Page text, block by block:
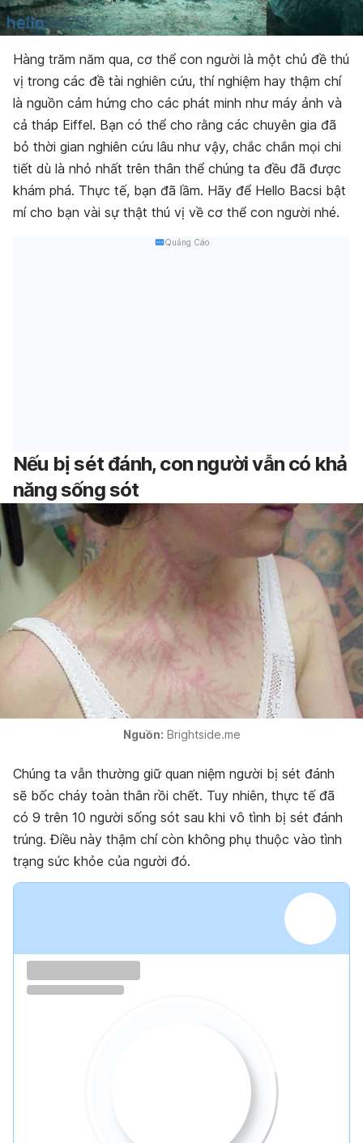
Hàng trăm năm qua, cơ thể con người là một chủ đề thú
vị trong các đề tài nghiên cứu, thí nghiệm hay thậm chí
là nguồn cảm hứng cho các phát minh như máy ảnh và
cả tháp Eiffel. Bạn có thể cho rằng các chuyên gia đã
bỏ thời gian nghiên cứu lâu như vậy, chắc chắn mọi chi
tiết dù là nhỏ nhất trên thân thể chúng ta đều đã được
khám phá. Thực tế, bạn đã lầm. Hãy để Hello Bacsi bật
mí cho bạn vài sự thật thú vị về cơ thể con người nhé.
Quảng Cáo
Nếu bị sét đánh, con người vẫn có khả
năng sống sót
Nguồn: Brightside.me
Chúng ta vẫn thường giữ quan niệm người bị sét đánh
sẽ bốc cháy toàn thân rồi chết. Tuy nhiên, thực tế đã
có 9 trên 10 người sống sót sau khi vô tình bị sét đánh
trúng. Điều này thậm chí còn không phụ thuộc vào tình
trạng sức khỏe của người đó.